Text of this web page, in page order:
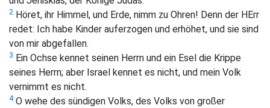
2 Höret, ihr Himmel, und Erde, nimm zu Ohren! Denn der HErr
redet: Ich habe Kinder auferzogen und erhöhet, und sie sind
von mir abgefallen.
3 Ein Ochse kennet seinen Herrn und ein Esel die Krippe
seines Herrn; aber Israel kennet es nicht, und mein Volk
vernimmt es nicht.
4O wehe des sündigen Volks, des Volks von großer